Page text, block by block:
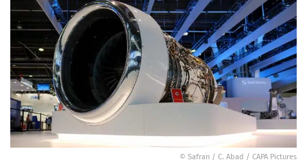
© Safran / C. Abad / CAPA Pictures